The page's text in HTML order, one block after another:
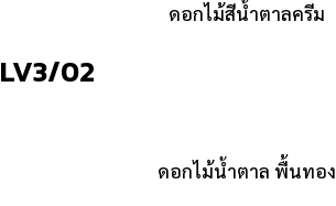
ดอกไม้สีน้ำตาลครีม
LV3/02
ดอกไม้น้ำตาล พื้นทอง